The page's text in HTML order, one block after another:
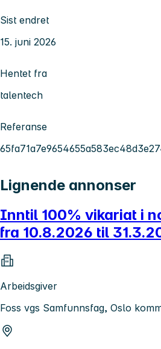
Sist endret
15. juni 2026
Hentet fra
talentech
Referanse
Lignende annonser
Inntil 100% vikariat i
fra 10.8.2026 til
Arbeidsgiver
Foss vgs Samfunnsfag, Oslo